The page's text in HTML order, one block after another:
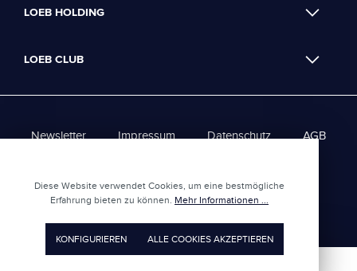
LOEB HOLDING
LOEB CLUB
Newsletter Impressum Datenschutz AGB
Loeb Club - AGBs
Diese Website verwendet Cookies, um eine bestmögliche
Erfahrung bieten zu können. Mehr Informationen ...
KONFIGURIEREN ALLE COOKIES AKZEPTIEREN